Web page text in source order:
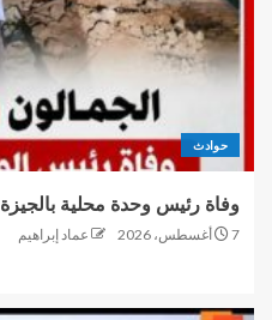
حوادث
وفاة رئيس وحدة محلية بالجيزة
7 أغسطس، 2026 عماد إبراهيم